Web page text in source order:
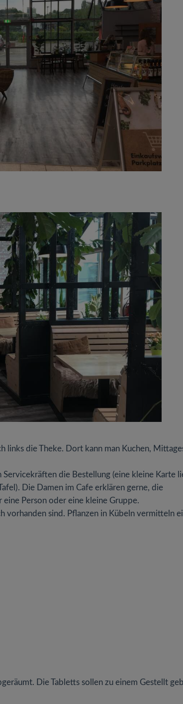
links die Theke. Dort kann man Kuchen,
die Bestellung (eine kleine Karte
Die Damen im Cafe erklären gerne, die
Person oder eine kleine Gruppe.
vorhanden sind. Pflanzen in Kübeln vermitteln
Die Tabletts sollen zu einem Gestellt